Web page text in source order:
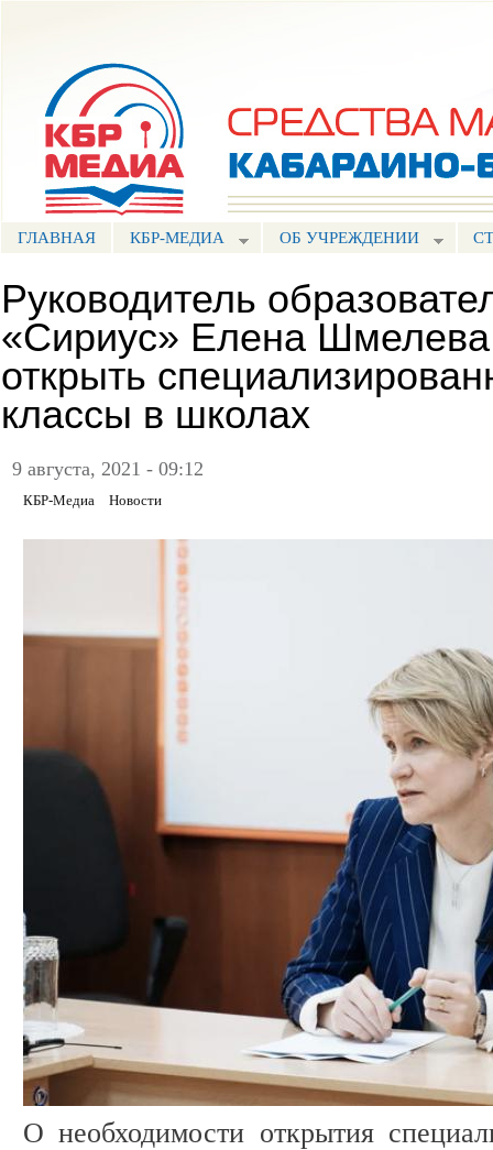
ГЛАВНАЯ КБР-МЕДИА ОБ УЧРЕЖДЕНИИ
Руководитель
«Сириус» Елена
открыть
классы в школах
9 августа, 2021 - 09:12
КБР-Медиа Новости
О необходимости открытия